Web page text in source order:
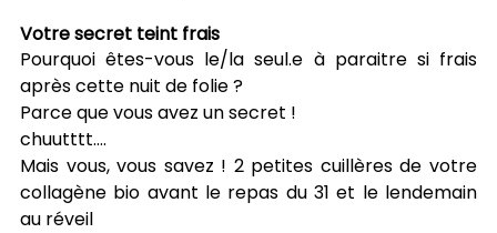
Votre secret teint frais
Pourquoi êtes-vous le/la seul.e à paraitre si frais
après cette nuit de folie ?
Parce que vous avez un secret !
chuutttt….
Mais vous, vous savez ! 2 petites cuillères de votre
collagène bio avant le repas du 31 et le lendemain
au réveil